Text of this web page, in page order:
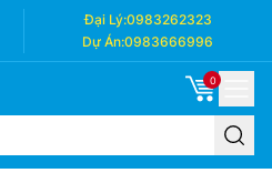
Đại Lý:0983262323
Dự Án:0983666996
0